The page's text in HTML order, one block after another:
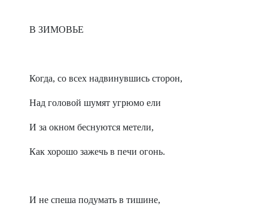
В ЗИМОВЬЕ
Когда, со всех надвинувшись сторон,
Над головой шумят угрюмо ели
И за окном беснуются метели,
Как хорошо зажечь в печи огонь.
И не спеша подумать в тишине,